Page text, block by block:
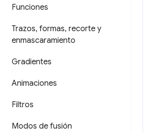
Funciones
Trazos, formas, recorte y
enmascaramiento
Gradientes
Animaciones
Filtros
Modos de fusión